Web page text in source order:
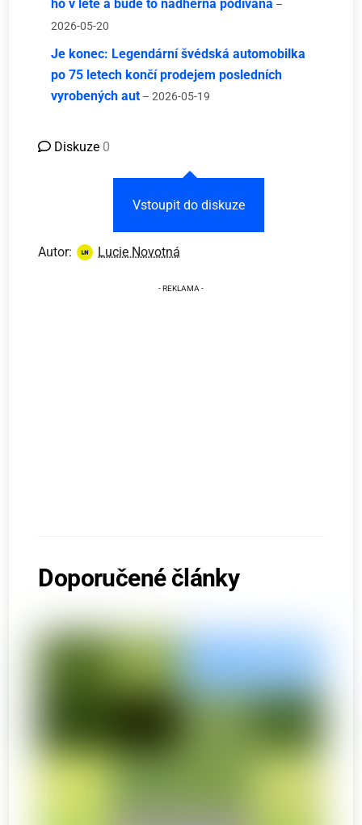
ho v létě a bude to nádherná podívaná –
2026-05-20
Je konec: Legendární švédská automobilka
po 75 letech končí prodejem posledních
vyrobených aut – 2026-05-19
Diskuze 0
Vstoupit do diskuze
Autor: Lucie Novotná
Doporučené články